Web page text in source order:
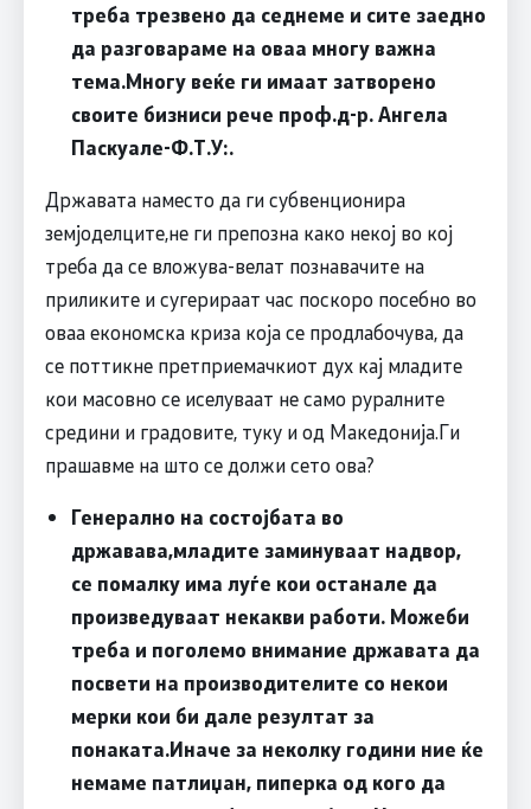
треба трезвено да седнеме и сите заедно
да разговараме на оваа многу важна
тема.Многу веќе ги имаат затворено
своите бизниси рече проф.д-р. Ангела
Паскуале-Ф.Т.У:.
Државата наместо да ги субвенционира
земјоделците,не ги препозна како некој во кој
треба да се вложува-велат познавачите на
приликите и сугерираат час поскоро посебно во
оваа економска криза која се продлабочува, да
се поттикне претприемачкиот дух кај младите
кои масовно се иселуваат не само руралните
средини и градовите, туку и од Македонија.Ги
прашавме на што се должи сето ова?
Генерално на состојбата во
државава,младите заминуваат надвор,
се помалку има луѓе кои останале да
произведуваат некакви работи. Можеби
треба и поголемо внимание државата да
посвети на производителите со некои
мерки кои би дале резултат за
понаката.Иначе за неколку години ние ќе
немаме патлиџан, пиперка од кого да